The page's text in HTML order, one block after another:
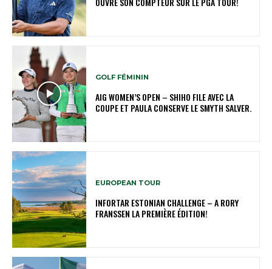
GOLF FÉMININ
AIG WOMEN’S OPEN – SHIHO FILE AVEC LA
COUPE ET PAULA CONSERVE LE SMYTH SALVER.
EUROPEAN TOUR
INFORTAR ESTONIAN CHALLENGE – A RORY
FRANSSEN LA PREMIÈRE ÉDITION!